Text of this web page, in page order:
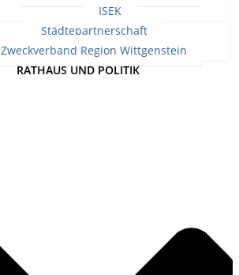
ISEK
Städtepartnerschaft
Zweckverband Region Wittgenstein
RATHAUS UND POLITIK